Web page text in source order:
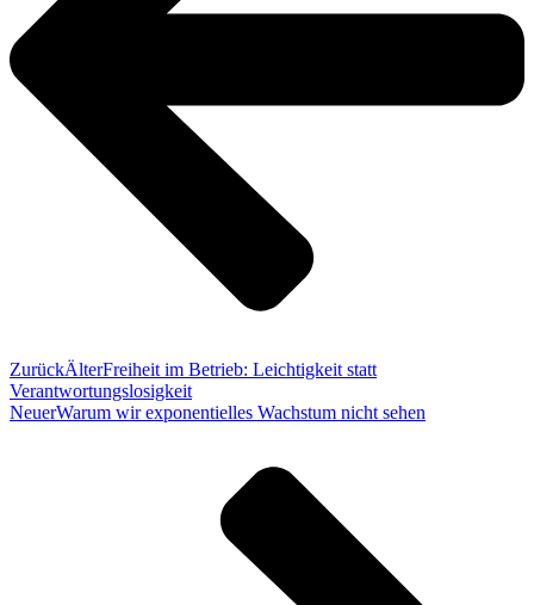
ZurückÄlterFreiheit im Betrieb: Leichtigkeit statt
Verantwortungslosigkeit
NeuerWarum wir exponentielles Wachstum nicht sehen